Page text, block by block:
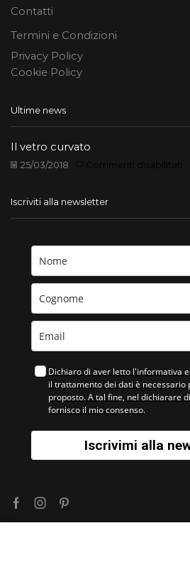
Contatti
Termini e Condizioni
Privacy Policy
Cookie Policy
Ultime news
Il vetro curvato
25/03/2018
Iscriviti alla newsletter
Dichiaro di aver letto l'informativa
il trattamento dei dati è necessario
proposto. A tal fine, nel dichiarare
fornisco il mio consenso.
Iscrivimi alla
FacebookInstagram